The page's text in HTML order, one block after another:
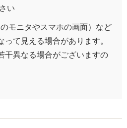
い
モニタやスマホの画面）など
って見える場合があります。
干異なる場合がございますの